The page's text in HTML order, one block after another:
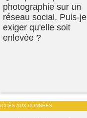
photographie sur un
réseau social. Puis-je
exiger qu'elle soit
enlevée ?
AUX DONNÉES